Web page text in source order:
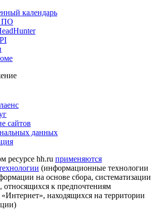
календарь
ПО
сайтов
данных
ресурсе hh.ru применяются
(информационные технологии
на основе сбора, систематизации
относящихся к предпочтениям
«Интернет», находящихся на территории